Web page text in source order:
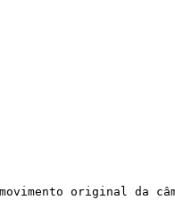
original da